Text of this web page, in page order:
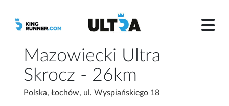
Mazowiecki Ultra
Skrocz - 26km
Polska, Łochów, ul. Wyspiańskiego 18